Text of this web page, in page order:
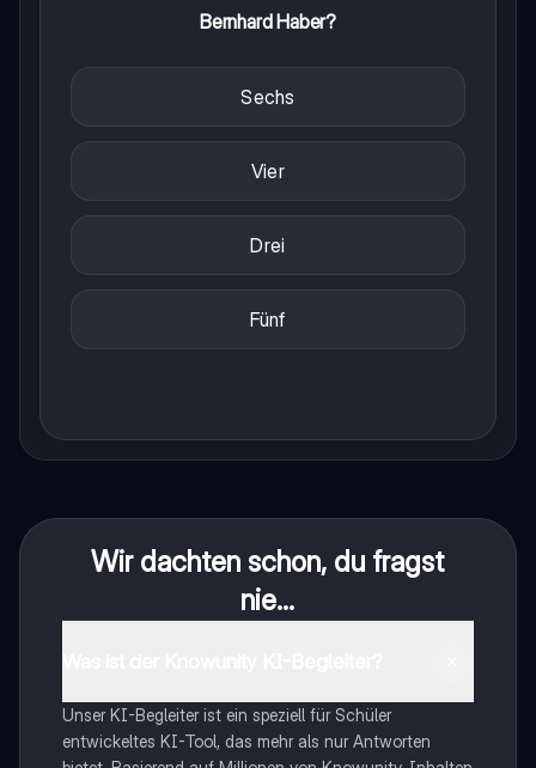
Bernhard Haber?
Sechs
Vier
Drei
Fünf
Wir dachten schon, du fragst
nie...
Unser KI-Begleiter ist ein speziell für Schüler
entwickeltes KI-Tool, das mehr als nur Antworten